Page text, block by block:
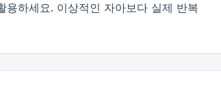
하세요. 이상적인 자아보다 실제 반복